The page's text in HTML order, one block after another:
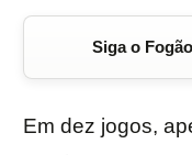
Siga o
Em dez jogos,